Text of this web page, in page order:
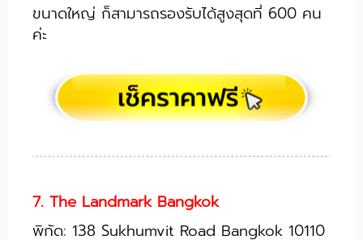
ขนาดใหญ่ ก็สามารถรองรับได้สูงสุดที่ 600 คน
ค่ะ
7. The Landmark Bangkok
พิกัด: 138 Sukhumvit Road Bangkok 10110